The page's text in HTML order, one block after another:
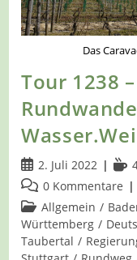
Das
Tour 1238
Beitrag
veröffentlicht:
2. Juli 2022
Beitrags-
Kommentare:
0 Kommentare
Beitrags-
Kategorie:
Allgemein /
Württemberg /
Taubertal /